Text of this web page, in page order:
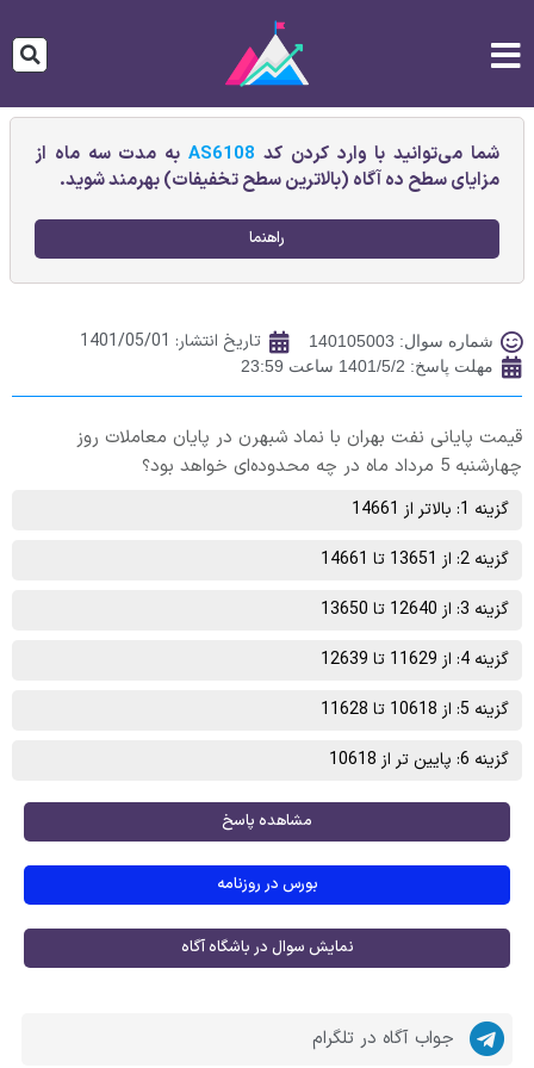
شما می‌توانید با وارد کردن کد AS6108به مدت سه ماه از
مزایای سطح ده آگاه (بالاترین سطح تخفیفات) بهرمند شوید.
راهنما
شماره سوال: 140105003 تاریخ انتشار: 1401/05/01
مهلت پاسخ: 1401/5/2 ساعت 23:59
قیمت پایانی نفت‌ بهران‌ با نماد شبهرن در پایان معاملات روز
چهارشنبه 5 مرداد ماه در چه محدوده‌ای خواهد بود؟
گزینه 1: بالاتر از 14661
گزینه 2: از 13651 تا 14661
گزینه 3: از 12640 تا 13650
گزینه 4: از 11629 تا 12639
گزینه 5: از 10618 تا 11628
گزینه 6: پایین تر از 10618
مشاهده پاسخ
بورس در روزنامه
نمایش سوال در باشگاه آگاه
جواب آگاه در تلگرام